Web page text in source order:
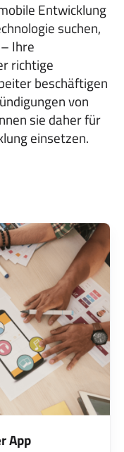
Entwicklung
suchen,
– Ihre
richtige
beschäftigen
von
sie daher für
einsetzen.
App